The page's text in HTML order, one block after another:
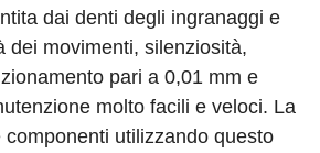
dai denti degli ingranaggi e
dei movimenti, silenziosità,
pari a 0,01 mm e
molto facili e veloci. La
utilizzando questo